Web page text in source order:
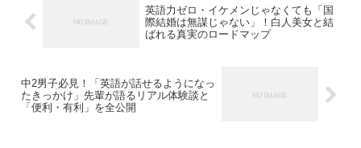
英語力ゼロ・イケメンじゃなくても「国
際結婚は無謀じゃない」！白人美女と結
ばれる真実のロードマップ
中2男子必見！「英語が話せるようになっ
たきっかけ」先輩が語るリアル体験談と
「便利・有利」を全公開